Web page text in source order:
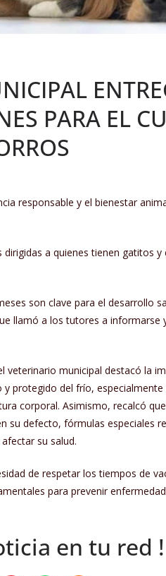
PARA EL
responsable y el bienestar
a quienes tienen gatitos
son clave para el desarrollo
llamó a los tutores a informarse
veterinario municipal destacó la
protegido del frío,
corporal. Asimismo, recalcó
su defecto, fórmulas especiales
su salud.
de respetar los tiempos de
para prevenir
en tu red !